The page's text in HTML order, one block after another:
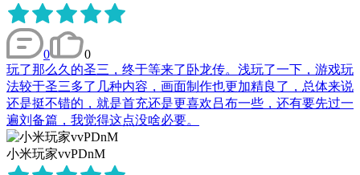
0
0
玩了那么久的圣三，终于等来了卧龙传。浅玩了一下，游戏玩
法较于圣三多了几种内容，画面制作也更加精良了，总体来说
还是挺不错的，就是首充还是更喜欢吕布一些，还有要先过一
遍刘备篇，我觉得这点没啥必要。
小米玩家vvPDnM